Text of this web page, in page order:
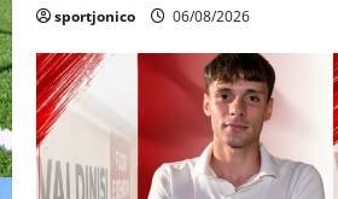
sportjonico 06/08/2026